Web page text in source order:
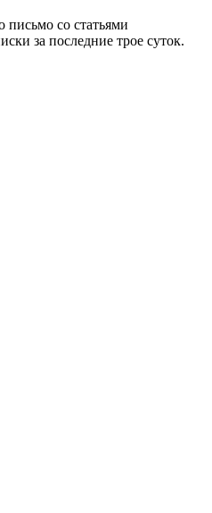
письмо со статьями
за последние трое суток.